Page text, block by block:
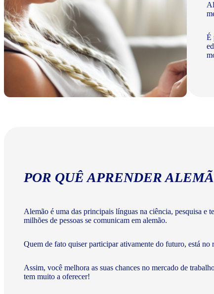
É
POR QUÊ APRENDER
Alemão é uma das principais línguas na ciência, pesquisa e
milhões de pessoas se comunicam em alemão.
Quem de fato quiser participar ativamente do futuro, está no
Assim, você melhora as suas chances no mercado de
tem muito a oferecer!​